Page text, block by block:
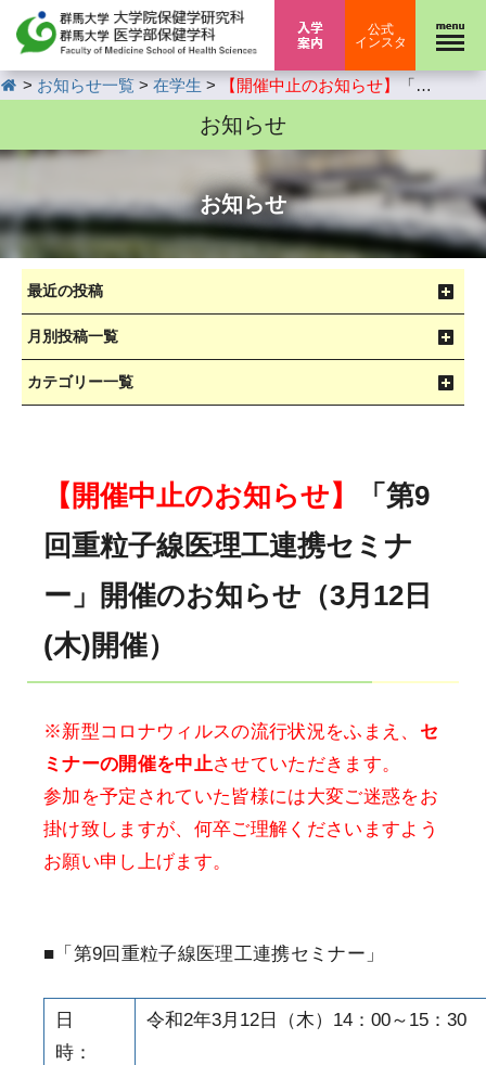
公式
インスタ
HOME
> お知らせ一覧 > 在学生 > 【開催中止のお知らせ】 「第9回重粒子線医理工連携セミナー」開催のお知らせ（3月12日(木)開催）
お知らせ
お知らせ
最近の投稿
月別投稿一覧
カテゴリー一覧
【開催中止のお知らせ】
「第9
回重粒子線医理工連携セミナ
ー」開催のお知らせ（3月12日
(木)開催）
※新型コロナウィルスの流行状況をふまえ、 セ
ミナーの開催を中止させていただきます。
参加を予定されていた皆様には大変ご迷惑をお
掛け致しますが、何卒ご理解くださいますよう
お願い申し上げます。
■「第9回重粒子線医理工連携セミナー」
日
時：
令和2年3月12日（木）14：00～15：30